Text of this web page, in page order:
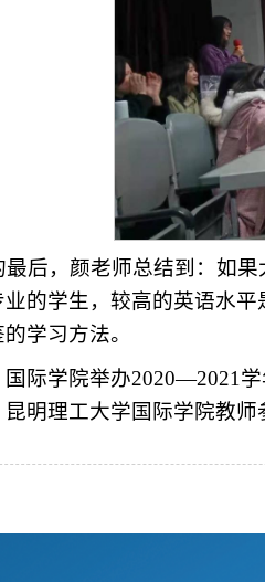
后，颜老师总结到：如果
业的学生，较高的英语水
学习方法。
国际学院举办2020—2021
昆明理工大学国际学院教